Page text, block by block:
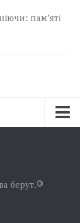
пам’яті
берут.©